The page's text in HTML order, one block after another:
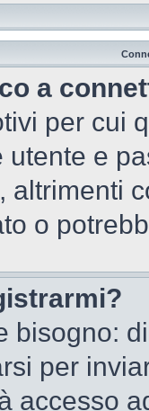
a
per cui
utente e
altrimenti
o
bisogno:
per
accesso